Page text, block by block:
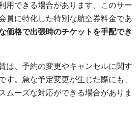
用できる場合があります。このサー
員に特化した特別な航空券料金であ
価格で出張時のチケットを手配でき
は、予約の変更やキャンセルに関す
す。急な予定変更が生じた際にも、
ムーズな対応ができる場合がありま